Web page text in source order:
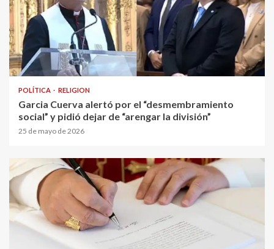
POLÍTICA RELIGION
Garcia Cuerva alertó por el “desmembramiento
social” y pidió dejar de “arengar la división”
25 de mayo de 2026